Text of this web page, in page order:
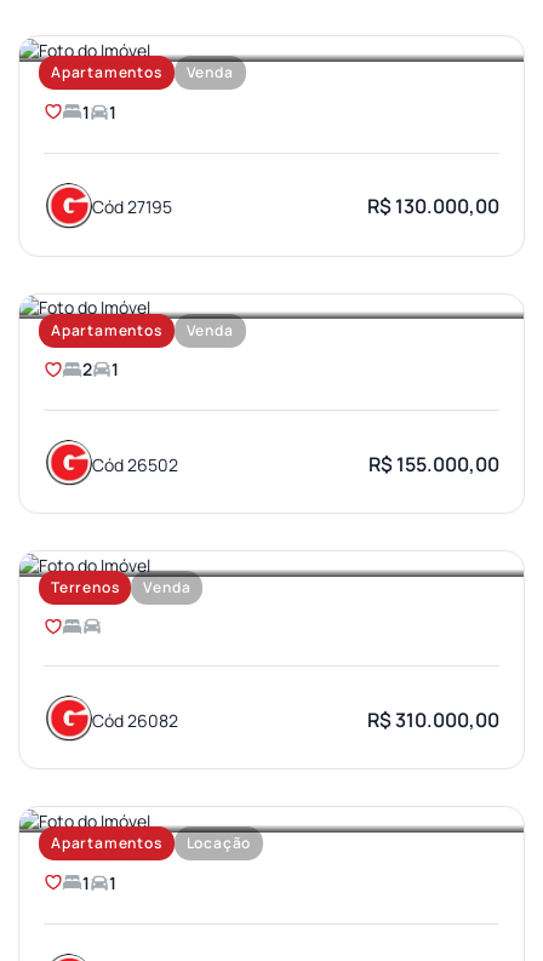
Apartamentos Venda
JARDIM BRASIL
1 1
Cód 27195 R$ 130.000,00
Apartamentos Venda
PARQUE BAURU
2 1
Cód 26502 R$ 155.000,00
Terrenos Venda
JARDIM OLIMPICO
Cód 26082 R$ 310.000,00
Apartamentos Locação
VILA UNIVERSITARIA
1 1